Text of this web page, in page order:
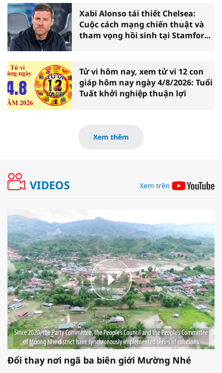
Xabi Alonso tái thiết Chelsea:
Cuộc cách mạng chiến thuật và
tham vọng hồi sinh tại Stamford
Tử vi hôm nay, xem tử vi 12 con
giáp hôm nay ngày 4/8/2026: Tuổi
Tuất khởi nghiệp thuận lợi
Xem thêm
VIDEOS Xem trên
Đổi thay nơi ngã ba biên giới Mường Nhé